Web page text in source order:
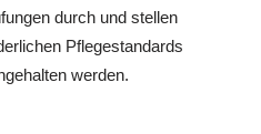
durch und stellen
Pflegestandards
werden.